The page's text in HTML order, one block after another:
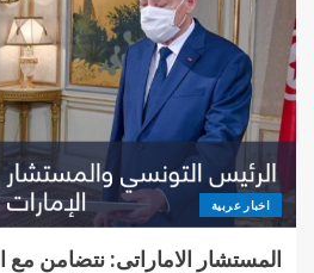
اخبار عربية
المستشار الاماراتى: نتضامن